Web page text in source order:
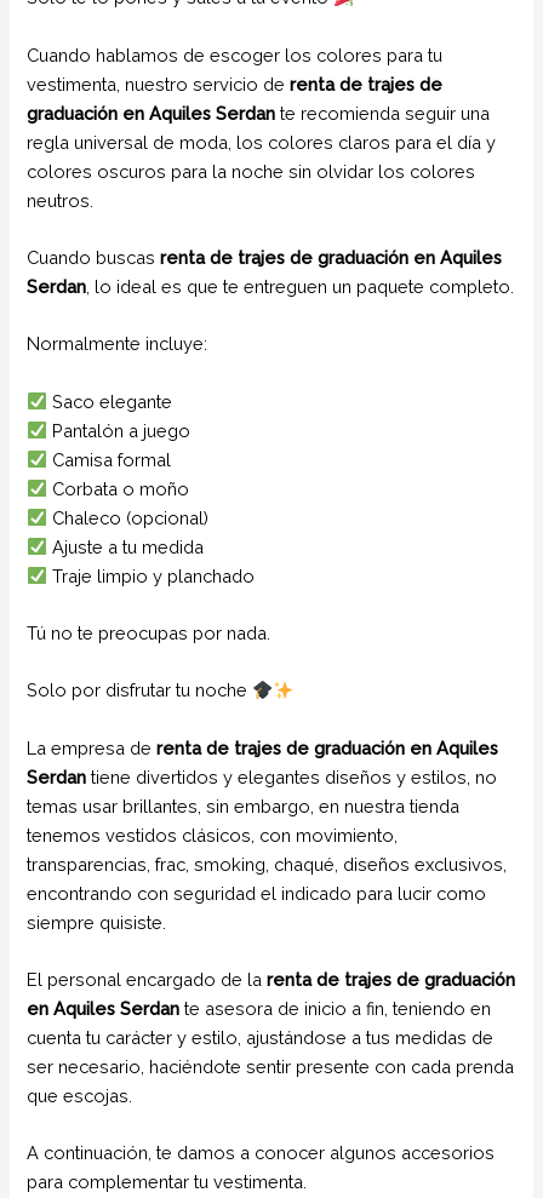
Cuando hablamos de escoger los colores para tu
vestimenta, nuestro servicio derenta de trajes de
graduación en Aquiles Serdan te recomienda seguir una
regla universal de moda, los colores claros para el día y
colores oscuros para la noche sin olvidar los colores
neutros.
Cuando buscasrenta de trajes de graduación en Aquiles
Serdan , lo ideal es que te entreguen un paquete completo.
Normalmente incluye:
Saco elegante
Pantalón a juego
Camisa formal
Corbata o moño
Chaleco (opcional)
Ajuste a tu medida
Traje limpio y planchado
Tú no te preocupas por nada.
Solo por disfrutar tu noche
La empresa derenta de trajes de graduación en Aquiles
Serdan tiene divertidos y elegantes diseños y estilos, no
temas usar brillantes, sin embargo, en nuestra tienda
tenemos vestidos clásicos, con movimiento,
transparencias, frac, smoking, chaqué, diseños exclusivos,
encontrando con seguridad el indicado para lucir como
siempre quisiste.
El personal encargado de la renta de trajes de graduación
en Aquiles Serdan te asesora de inicio a fin, teniendo en
cuenta tu carácter y estilo, ajustándose a tus medidas de
ser necesario, haciéndote sentir presente con cada prenda
que escojas.
A continuación, te damos a conocer algunos accesorios
para complementar tu vestimenta.